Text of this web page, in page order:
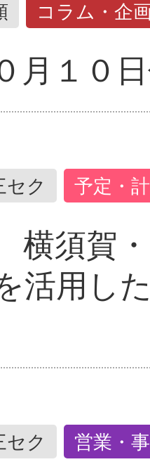
コラム・企
１０
セク 予定・
横須賀
活用し
セク 営業・